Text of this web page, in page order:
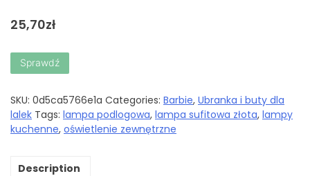
25,70zł
Sprawdź
SKU: 0d5ca5766e1a Categories: Barbie, Ubranka i buty dla
lalek Tags: lampa podlogowa, lampa sufitowa złota, lampy
kuchenne, oświetlenie zewnętrzne
Description